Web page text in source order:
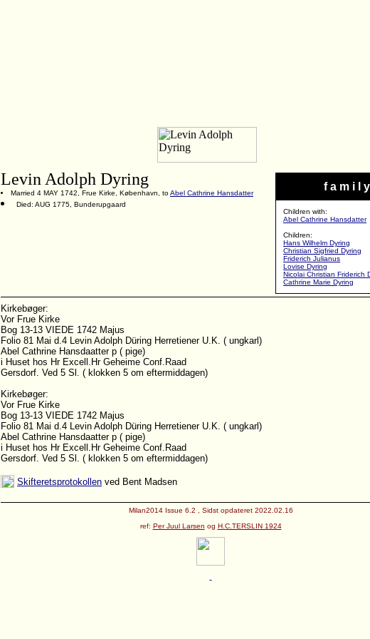
f a m i l y
Children with:
Abel Cathrine Hansdatter
Children:
Hans Wilhelm Dyring
Christian Sigfried Dyring
Friderich Julianus
Lovise Dyring
Nicolai Christian Friderich
Cathrine Marie Dyring
Levin Adolph Dyring
Married 4 MAY 1742, Frue Kirke, København, toAbel Cathrine Hansdatter
Died: AUG 1775, Bunderupgaard
Kirkebøger:
Vor Frue Kirke
Bog 13-13 VIEDE 1742 Majus
Folio 81 Mai d.4 Levin Adolph Düring Herretiener U.K. ( ungkarl)
Abel Cathrine Hansdaatter p ( pige)
i Huset hos Hr Excell.Hr Geheime Conf.Raad
Gersdorf. Ved 5 Sl. ( klokken 5 om eftermiddagen)
Kirkebøger:
Vor Frue Kirke
Bog 13-13 VIEDE 1742 Majus
Folio 81 Mai d.4 Levin Adolph Düring Herretiener U.K. ( ungkarl)
Abel Cathrine Hansdaatter p ( pige)
i Huset hos Hr Excell.Hr Geheime Conf.Raad
Gersdorf. Ved 5 Sl. ( klokken 5 om eftermiddagen)
Skifteretsprotokollen ved Bent Madsen
Milan2014 Issue 6.2 , Sidst opdateret 2022.02.16
ref: Per Juul Larsen og H.C.TERSLIN 1924